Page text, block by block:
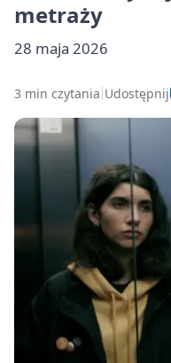
metraży
28 maja 2026
3 min czytania Udostępnij